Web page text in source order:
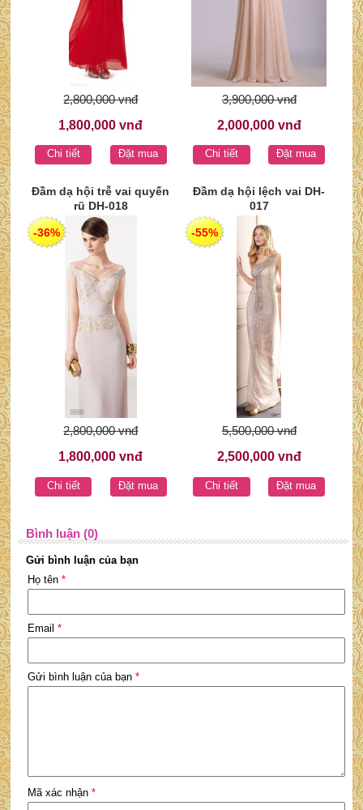
2,800,000 vnđ
1,800,000 vnđ
Chi tiết Đặt mua
3,900,000 vnđ
2,000,000 vnđ
Chi tiết Đặt mua
Đầm dạ hội trễ vai quyến
rũ DH-018
-36%
2,800,000 vnđ
1,800,000 vnđ
Chi tiết Đặt mua
Đầm dạ hội lệch vai DH-
017
-55%
5,500,000 vnđ
2,500,000 vnđ
Chi tiết Đặt mua
Bình luận (0)
Gửi bình luận của bạn
Họ tên *
Email *
Gửi bình luận của bạn *
Mã xác nhận *